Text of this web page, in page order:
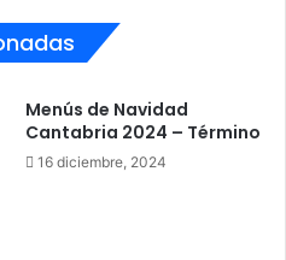
Menús de Navidad
Cantabria 2024 – Término
16 diciembre, 2024